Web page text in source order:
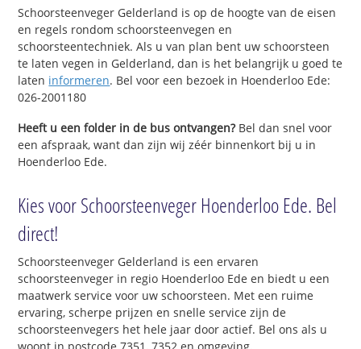
Schoorsteenveger Gelderland is op de hoogte van de eisen
en regels rondom schoorsteenvegen en
schoorsteentechniek. Als u van plan bent uw schoorsteen
te laten vegen in Gelderland, dan is het belangrijk u goed te
laten informeren. Bel voor een bezoek in Hoenderloo Ede:
026-2001180
Heeft u een folder in de bus ontvangen?Bel dan snel voor
een afspraak, want dan zijn wij zéér binnenkort bij u in
Hoenderloo Ede.
Kies voor Schoorsteenveger Hoenderloo Ede. Bel
direct!
Schoorsteenveger Gelderland is een ervaren
schoorsteenveger in regio Hoenderloo Ede en biedt u een
maatwerk service voor uw schoorsteen. Met een ruime
ervaring, scherpe prijzen en snelle service zijn de
schoorsteenvegers het hele jaar door actief. Bel ons als u